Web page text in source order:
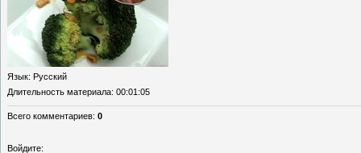
Язык: Русский
Длительность материала: 00:01:05
Всего комментариев: 0
Войдите: